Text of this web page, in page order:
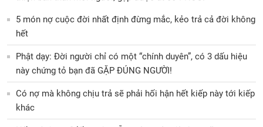
5 món nợ cuộc đời nhất định đừng mắc, kẻo trả cả đời không
hết
Phật dạy: Đời người chỉ có một “chính duyên”, có 3 dấu hiệu
này chứng tỏ bạn đã GẶP ĐÚNG NGƯỜI!
Có nợ mà không chịu trả sẽ phải hối hận hết kiếp này tới kiếp
khác